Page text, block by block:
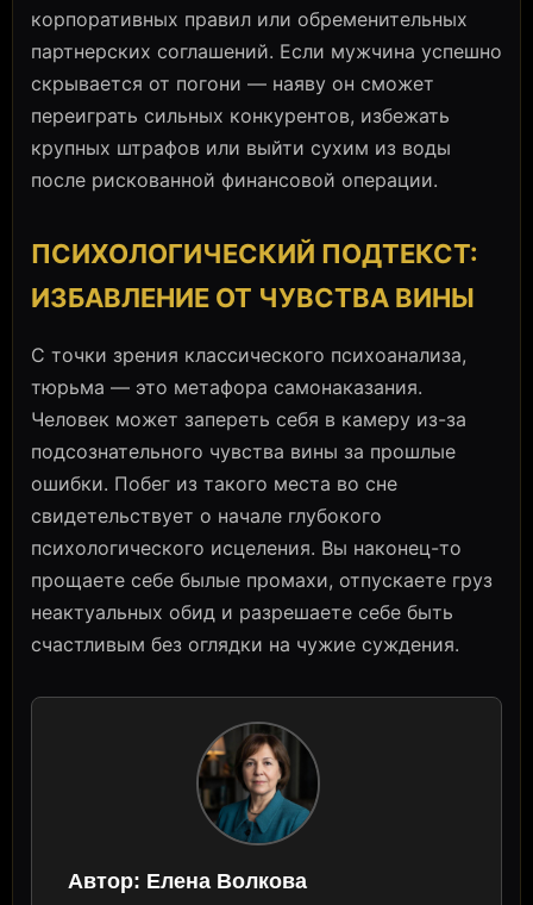
корпоративных правил или обременительных
партнерских соглашений. Если мужчина успешно
скрывается от погони — наяву он сможет
переиграть сильных конкурентов, избежать
крупных штрафов или выйти сухим из воды
после рискованной финансовой операции.
ПСИХОЛОГИЧЕСКИЙ ПОДТЕКСТ:
ИЗБАВЛЕНИЕ ОТ ЧУВСТВА ВИНЫ
С точки зрения классического психоанализа,
тюрьма — это метафора самонаказания.
Человек может запереть себя в камеру из-за
подсознательного чувства вины за прошлые
ошибки. Побег из такого места во сне
свидетельствует о начале глубокого
психологического исцеления. Вы наконец-то
прощаете себе былые промахи, отпускаете груз
неактуальных обид и разрешаете себе быть
счастливым без оглядки на чужие суждения.
Автор: Елена Волкова